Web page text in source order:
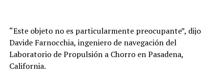
“Este objeto no es particularmente preocupante”, dijo
Davide Farnocchia, ingeniero de navegación del
Laboratorio de Propulsión a Chorro en Pasadena,
California.